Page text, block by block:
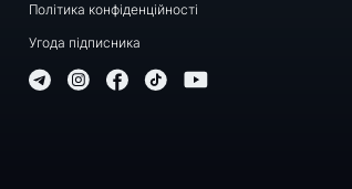
Політика конфіденційності
Угода підписника